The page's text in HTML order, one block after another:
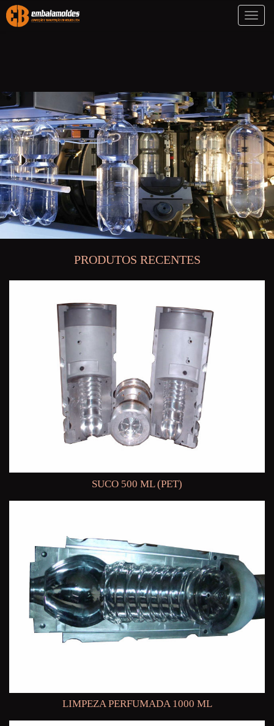
Toggle
PRODUTOS RECENTES
SUCO 500 ML (PET)
LIMPEZA PERFUMADA 1000 ML